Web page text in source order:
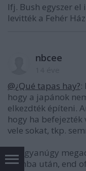
Ifj. Bush egyszer
levitték a Fehér
nbcee
@¿Qué tapas hay?:
hogy a japánok
elkezdték építeni.
hogy ha
vele sokat, tkp.
A) Ugyanúgy
bomba után, end